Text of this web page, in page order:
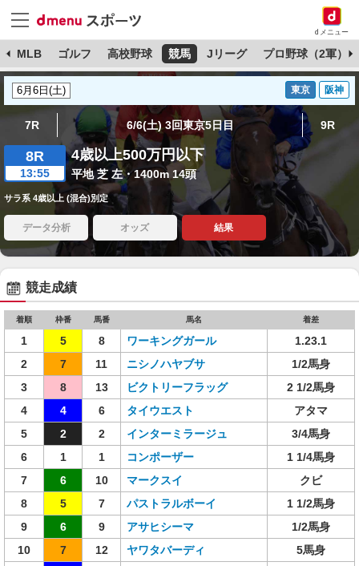
dメニュー
MLB ゴルフ 高校野球 競馬 Jリーグ プロ野球（2軍）
東京 阪神
7R 6/6(土) 3回東京5日目 9R
8R
13:55
4歳以上500万円以下
平地 芝 左・1400m 14頭
サラ系 4歳以上 (混合)別定
データ分析 オッズ 結果
競走成績
着順 枠番 馬番 馬名 着差
1 5 8 ワーキングガール
1.23.1
2
7 11 ニシノハヤブサ
1/2馬身
3
8 13 ビクトリーフラッグ
2 1/2馬身
4
4 6 タイウエスト
アタマ
5
2 2 インターミラージュ
3/4馬身
6
1 1 コンポーザー
1 1/4馬身
7
6 10 マークスイ
クビ
8
5 7 パストラルボーイ
1 1/2馬身
9
6 9 アサヒシーマ
1/2馬身
10
7 12 ヤワタバーディ
5馬身